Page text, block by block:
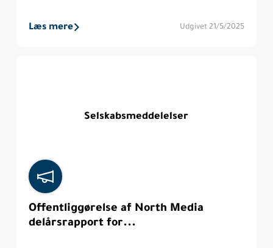
Læs mere Udgivet 21/5/2025
Selskabsmeddelelser
Offentliggørelse af North Media
delårsrapport for...